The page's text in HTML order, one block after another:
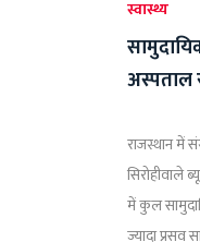
स्वास्थ्य
अस्पताल
राजस्थान में
सिरोहीवाले
में कुल
ज्यादा प्रसव